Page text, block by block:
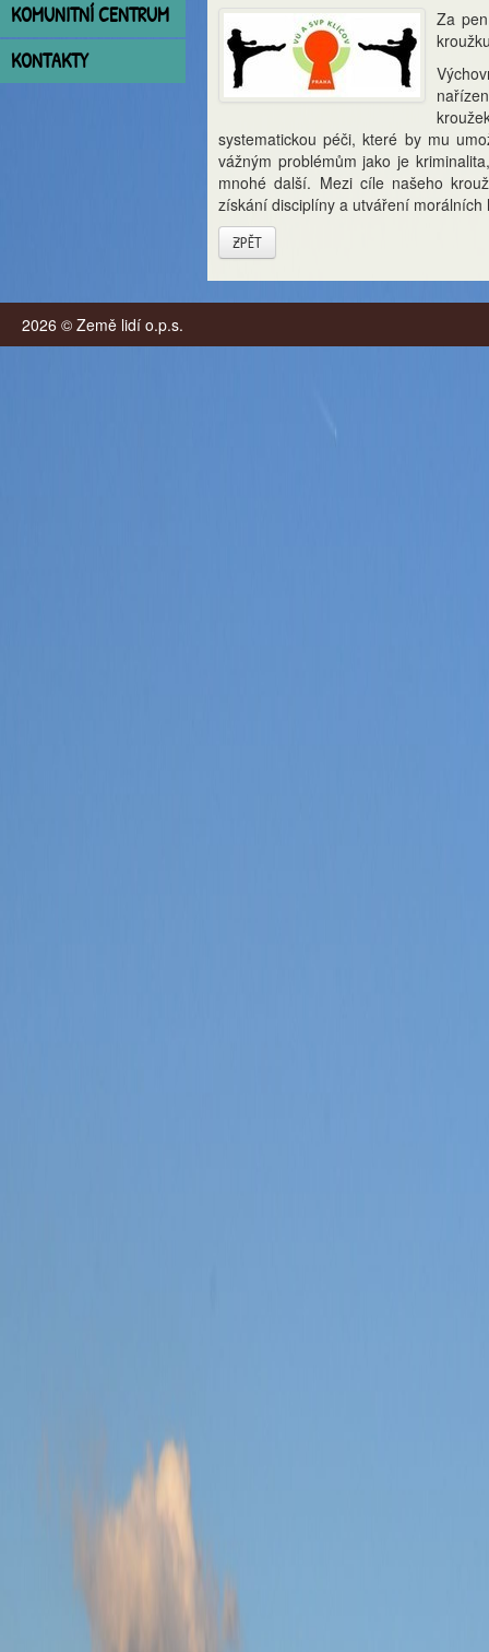
KOMUNITNÍ CENTRUM
KONTAKTY
Za
systematickou péči, které by mu
vážným problémům jako je
mnohé další. Mezi cíle našeho
získání disciplíny a utváření morálních
ZPĚT
2026 © Země lidí o.p.s.